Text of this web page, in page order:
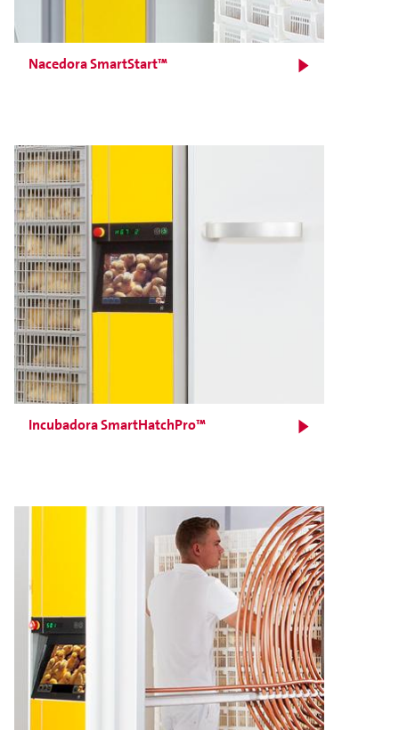
Nacedora SmartStart™
Incubadora SmartHatchPro™